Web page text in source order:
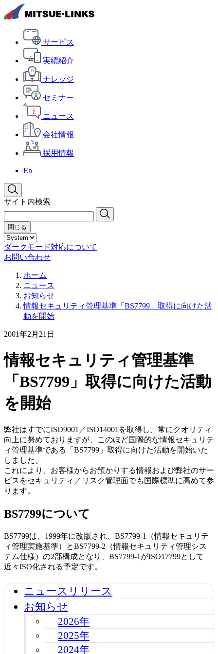
サービス
実績紹介
ナレッジ
セミナー
ニュース
会社情報
採用情報
En
サイト内検索
閉じる
ダークモード対応について
お問い合わせ
ホーム
ニュース
お知らせ
情報セキュリティ管理基準「BS7799」取得に向けた活
動を開始
2001年2月21日
情報セキュリティ管理基準
「BS7799」取得に向けた活動
を開始
弊社はすでにISO9001／ISO14001を取得し、常にクオリティ
向上に努めておりますが、このほど国際的な情報セキュリテ
ィ管理基準である「BS7799」取得に向けた活動を開始いた
しました。
これにより、お客様からお預かりする情報および弊社のサー
ビスをセキュリティ／リスク管理面でも国際標準に高めて参
ります。
BS7799について
BS7799は、1999年に改版され、BS7799-1（情報セキュリテ
ィ管理実施基準）とBS7799-2（情報セキュリティ管理シス
テム仕様）の2部構成となり、BS7799-1がISO17799として
近々ISO化される予定です。
ニュースリリース
お知らせ
2026年
2025年
2024年